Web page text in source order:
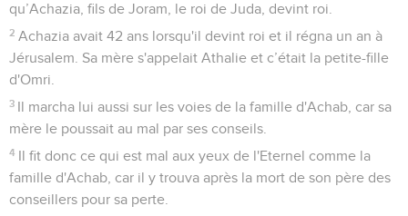
qu’Achazia, fils de Joram, le roi de Juda, devint roi.
2 Achazia avait 42 ans lorsqu'il devint roi et il régna un an à
Jérusalem. Sa mère s'appelait Athalie et c’était la petite-fille
d'Omri.
3 Il marcha lui aussi sur les voies de la famille d'Achab, car sa
mère le poussait au mal par ses conseils.
4 Il fit donc ce qui est mal aux yeux de l'Eternel comme la
famille d'Achab, car il y trouva après la mort de son père des
conseillers pour sa perte.